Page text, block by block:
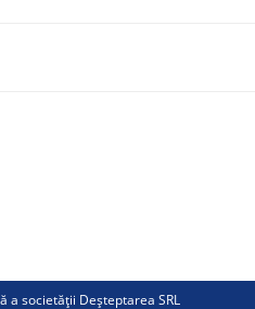
societății Deșteptarea SRL